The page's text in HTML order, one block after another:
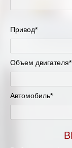
Привод*
Объем двигателя*
Автомобиль*